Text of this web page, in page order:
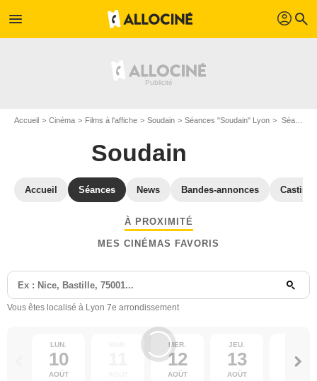
menu profil search
Accueil Cinéma Films à l'affiche Soudain Séances "Soudain" Lyon Séances et horaires Soudain à Lyon 7e arrondissement (69007)
Soudain
Accueil Séances News Bandes-annonces Casting
À PROXIMITÉ
MES CINÉMAS FAVORIS
Vous êtes localisé à Lyon 7e arrondissement
LUN.
10
AOÛT
MER.
12
AOÛT
JEU.
13
AOÛT
14